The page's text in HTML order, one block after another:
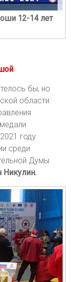
12-14 лет
бы, но
области
году
среди
Думы
Никулин.